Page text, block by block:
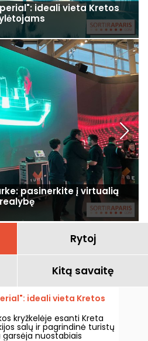
ideali vieta Kretos
pasinerkite į virtualią
realybę
Rytoj
Kitą savaitę
ideali vieta Kretos
kryžkelėje esanti Kreta
salų ir pagrindinė turistų
nuostabiais